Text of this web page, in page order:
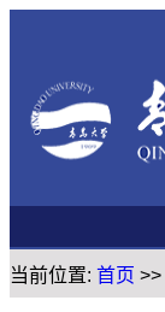
当前位置: 首页 >>